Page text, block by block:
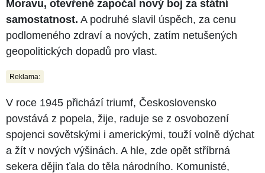
Moravu, otevřeně započal nový boj za státní
samostatnost. A podruhé slavil úspěch, za cenu
podlomeného zdraví a nových, zatím netušených
geopolitických dopadů pro vlast.
Reklama:
V roce 1945 přichází triumf, Československo
povstává z popela, žije, raduje se z osvobození
spojenci sovětskými i americkými, touží volně dýchat
a žít v nových výšinách. A hle, zde opět stříbrná
sekera dějin ťala do těla národního. Komunisté,